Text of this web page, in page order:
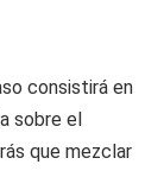
consistirá en
sobre el
que mezclar